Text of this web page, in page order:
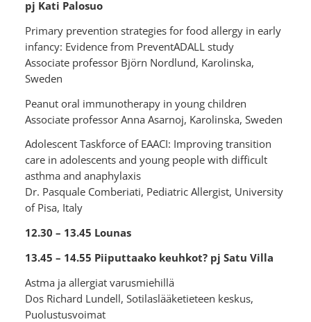
pj Kati Palosuo
Primary prevention strategies for food allergy in early
infancy: Evidence from PreventADALL study
Associate professor Björn Nordlund, Karolinska,
Sweden
Peanut oral immunotherapy in young children
Associate professor Anna Asarnoj, Karolinska, Sweden
Adolescent Taskforce of EAACI: Improving transition
care in adolescents and young people with difficult
asthma and anaphylaxis
Dr. Pasquale Comberiati, Pediatric Allergist, University
of Pisa, Italy
12.30 – 13.45 Lounas
13.45 – 14.55 Piiputtaako keuhkot? pj Satu Villa
Astma ja allergiat varusmiehillä
Dos Richard Lundell, Sotilaslääketieteen keskus,
Puolustusvoimat